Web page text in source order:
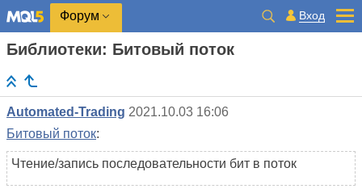
Форум Вход
Библиотеки: Битовый поток
Automated-Trading 2021.10.03 16:06
Битовый поток:
Чтение/запись последовательности бит в поток